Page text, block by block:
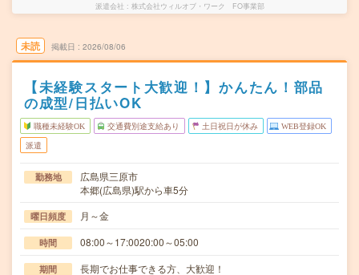
派遣会社 株式会社ウィルオブ・ワーク FO事業部
未読 掲載日 2026/08/06
【未経験スタート大歓迎！】かんたん！部品
の成型/日払いOK
職種未経験OK 交通費別途支給あり 土日祝日が休み WEB登録OK
派遣
勤務地
広島県三原市
本郷(広島県)駅から車5分
曜日頻度 月～金
時間 08:00～17:0020:00～05:00
期間 長期でお仕事できる方、大歓迎！